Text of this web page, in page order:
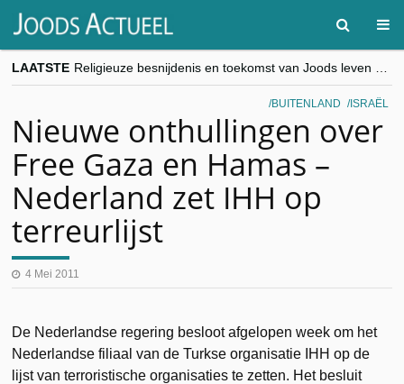
LAATSTE
“Besnijdenisdebat toont hoe moeilijk seculiere Westen minderheden begrijpt”, Jinnih Beels (Vooruit)
CITYTRIP | ROEMENIË – Boekarest: de verrassing van Oost-Europa
goKosher lanceert nieuwe website en samenwerking met Mishpacha voor kosher travel en simchas wereldwijd
BUITENLAND ISRAËL
Nieuwe onthullingen over
Free Gaza en Hamas –
Nederland zet IHH op
terreurlijst
4 Mei 2011
De Nederlandse regering besloot afgelopen week om het
Nederlandse filiaal van de Turkse organisatie IHH op de
lijst van terroristische organisaties te zetten. Het besluit